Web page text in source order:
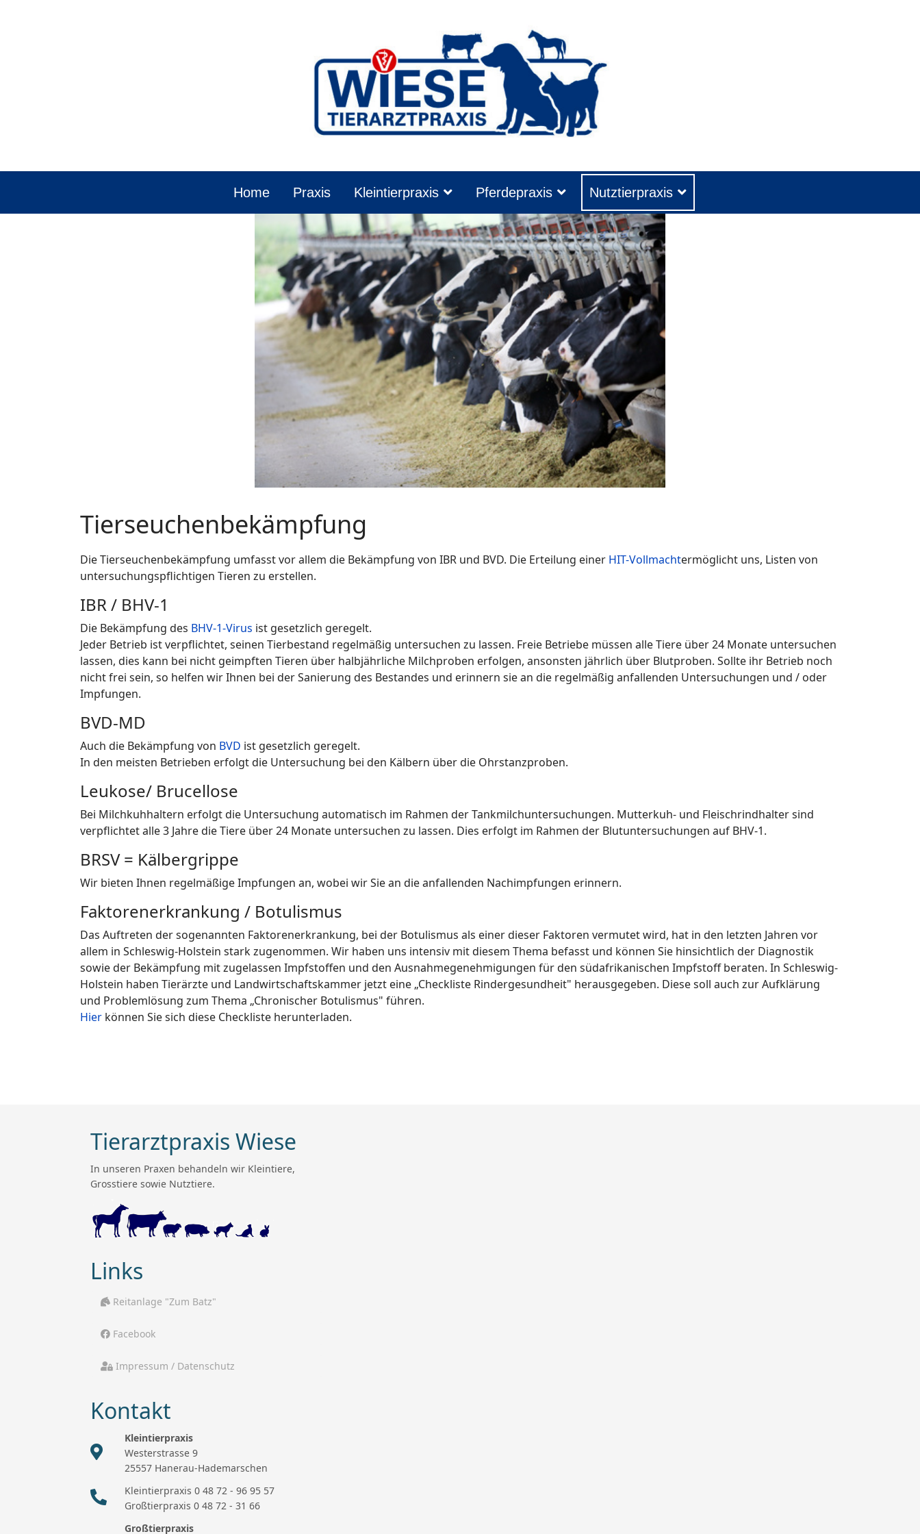
Home Praxis Kleintierpraxis Pferdepraxis Nutztierpraxis
Tierseuchenbekämpfung
Die Tierseuchenbekämpfung umfasst vor allem die Bekämpfung von IBR und BVD. Die Erteilung einer HIT-Vollmachtermöglicht uns, Listen von
untersuchungspflichtigen Tieren zu erstellen.
IBR / BHV-1
Die Bekämpfung des BHV-1-Virus ist gesetzlich geregelt.
Jeder Betrieb ist verpflichtet, seinen Tierbestand regelmäßig untersuchen zu lassen. Freie Betriebe müssen alle Tiere über 24 Monate untersuchen
lassen, dies kann bei nicht geimpften Tieren über halbjährliche Milchproben erfolgen, ansonsten jährlich über Blutproben. Sollte ihr Betrieb noch
nicht frei sein, so helfen wir Ihnen bei der Sanierung des Bestandes und erinnern sie an die regelmäßig anfallenden Untersuchungen und / oder
Impfungen.
BVD-MD
Auch die Bekämpfung von BVD ist gesetzlich geregelt.
In den meisten Betrieben erfolgt die Untersuchung bei den Kälbern über die Ohrstanzproben.
Leukose/ Brucellose
Bei Milchkuhhaltern erfolgt die Untersuchung automatisch im Rahmen der Tankmilchuntersuchungen. Mutterkuh- und Fleischrindhalter sind
verpflichtet alle 3 Jahre die Tiere über 24 Monate untersuchen zu lassen. Dies erfolgt im Rahmen der Blutuntersuchungen auf BHV-1.
BRSV = Kälbergrippe
Wir bieten Ihnen regelmäßige Impfungen an, wobei wir Sie an die anfallenden Nachimpfungen erinnern.
Faktorenerkrankung / Botulismus
Das Auftreten der sogenannten Faktorenerkrankung, bei der Botulismus als einer dieser Faktoren vermutet wird, hat in den letzten Jahren vor
allem in Schleswig-Holstein stark zugenommen. Wir haben uns intensiv mit diesem Thema befasst und können Sie hinsichtlich der Diagnostik
sowie der Bekämpfung mit zugelassen Impfstoffen und den Ausnahmegenehmigungen für den südafrikanischen Impfstoff beraten. In Schleswig-
Holstein haben Tierärzte und Landwirtschaftskammer jetzt eine „Checkliste Rindergesundheit" herausgegeben. Diese soll auch zur Aufklärung
und Problemlösung zum Thema „Chronischer Botulismus" führen.
Hier können Sie sich diese Checkliste herunterladen.
Tierarztpraxis Wiese
In unseren Praxen behandeln wir Kleintiere,
Grosstiere sowie Nutztiere.
Links
Reitanlage "Zum Batz"
Facebook
Impressum / Datenschutz
Kontakt
Kleintierpraxis
Westerstrasse 9
25557 Hanerau-Hademarschen
Kleintierpraxis 0 48 72 - 96 95 57
Großtierpraxis 0 48 72 - 31 66
Großtierpraxis